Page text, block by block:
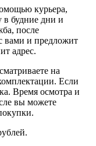
курьера,
в будние дни и
после
вами и предложит
адрес.
на
Если
Время осмотра и
вы можете